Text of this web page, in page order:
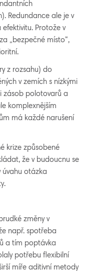
Redundance ale je v
Protože v
„bezpečné místo“,
z rozsahu) do
v zemích s nízkými
zásob polotovarů a
komplexnějším
má každé narušení
krize způsobené
že v budoucnu se
úvahu otázka
změny v
např. spotřeba
a tím poptávka
potřebu flexibilní
míře aditivní metody